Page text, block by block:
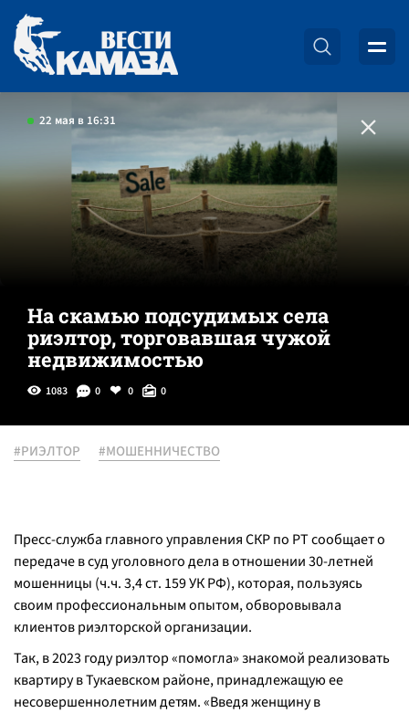
22 мая в 16:31
На скамью подсудимых села
риэлтор, торговавшая чужой
недвижимостью
1083 0 0 0
#РИЭЛТОР #МОШЕННИЧЕСТВО
Пресс-служба главного управления СКР по РТ сообщает о
передаче в суд уголовного дела в отношении 30-летней
мошенницы (ч.ч. 3,4 ст. 159 УК РФ), которая, пользуясь
своим профессиональным опытом, обворовывала
клиентов риэлторской организации.
Так, в 2023 году риэлтор «помогла» знакомой реализовать
квартиру в Тукаевском районе, принадлежащую ее
несовершеннолетним детям. «Введя женщину в